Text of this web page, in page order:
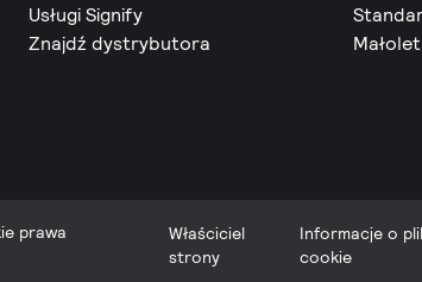
Usługi Signify
Znajdź dystrybutora
prawa
Właściciel
strony
Informacje o
cookie